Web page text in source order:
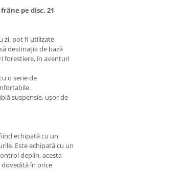
pe disc, 21
zi, pot fi utilizate
destinația de bază
forestiere, în aventuri
o serie de
suspensie, ușor de
echipată cu un
Este echipată cu un
deplin, acesta
în orice